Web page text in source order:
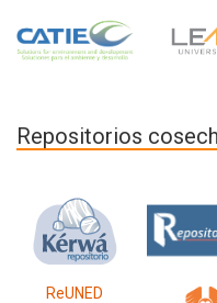
Repositorios
ReUNED